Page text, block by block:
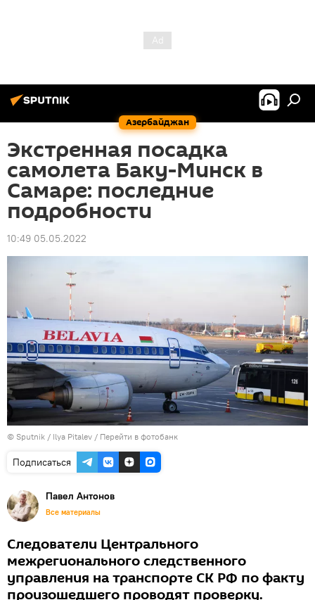
Азербайджан
Экстренная посадка
самолета Баку-Минск в
Самаре: последние
подробности
10:49 05.05.2022
© Sputnik / Ilya Pitalev / Перейти в фотобанк
Подписаться
Павел Антонов
Все материалы
Следователи Центрального
межрегионального следственного
управления на транспорте СК РФ по факту
произошедшего проводят проверку.